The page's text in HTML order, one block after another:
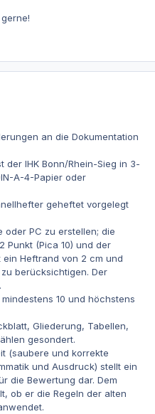
an die Dokumentation
der IHK Bonn/Rhein-Sieg in 3-
A-4-Papier oder
geheftet vorgelegt
oder PC zu erstellen; die
Punkt (Pica 10) und der
Heftrand von 2 cm und
berücksichtigen. Der
10 und höchstens
Gliederung, Tabellen,
gesondert.
(saubere und korrekte
und Ausdruck) stellt ein
die Bewertung dar. Dem
ob er die Regeln der alten